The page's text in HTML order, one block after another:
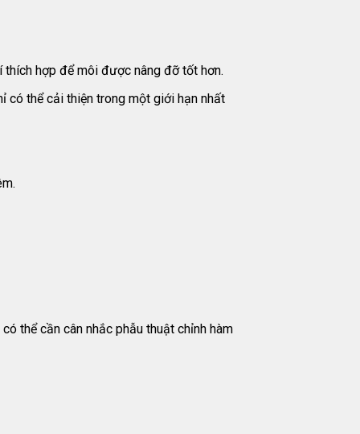
hợp để môi được nâng đỡ tốt hơn.
có thể cải thiện trong một giới hạn nhất
thể cần cân nhắc phẫu thuật chỉnh hàm